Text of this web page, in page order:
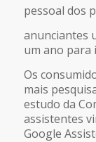
pessoal dos
anunciantes
um ano para
Os
mais
estudo da
assistentes
Google